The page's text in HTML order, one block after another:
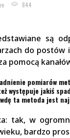
844
są
do postów
pomocą
pomiarów
występuje jakiś
ta metoda jest
tak, w
bardzo